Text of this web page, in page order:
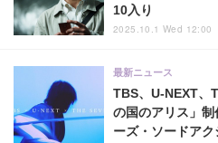
10入り
2025.10.1 Wed 12:00
TBS、U-NEXT、
の国のアリス」
ーズ・ソードアク
最新ニュース